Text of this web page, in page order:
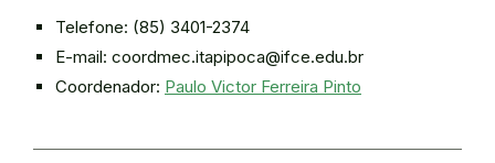
Telefone: (85) 3401-2374
E-mail: coordmec.itapipoca@ifce.edu.br
Coordenador: Paulo Victor Ferreira Pinto